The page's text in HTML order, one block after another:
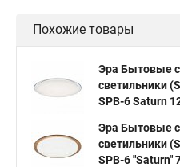
Похожие товары
Эра Бытовые
светильники
SPB-6 Saturn
Эра Бытовые
светильники
SPB-6 "Saturn"